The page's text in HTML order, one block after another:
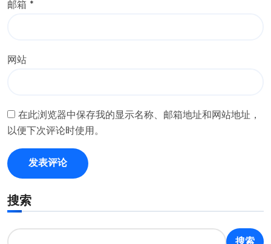
邮箱 *
网站
在此浏览器中保存我的显示名称、邮箱地址和网站地址，
以便下次评论时使用。
搜索
搜索